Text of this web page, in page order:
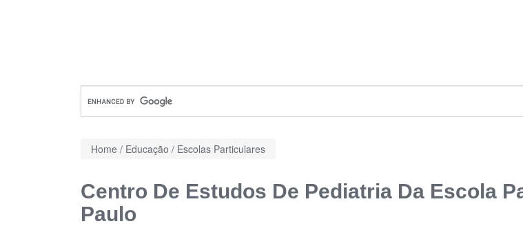
Home / Educação / Escolas Particulares
Centro De Estudos De Pediatria Da Escola
Paulo